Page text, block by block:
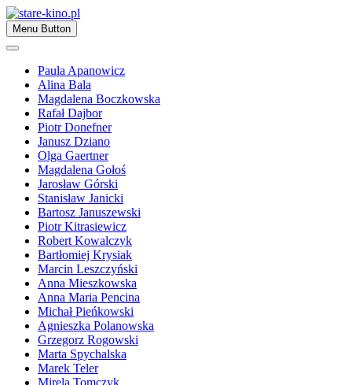
Skip
to
content
stare-kino.pl
Zapraszamy
Menu Button
Paula Apanowicz
Alina Bala
Magdalena Boczkowska
Rafał Dajbor
Piotr Donefner
Janusz Dziano
Olga Gaertner
Magdalena Gołoś
Jarosław Górski
Stanisław Janicki
Bartosz Januszewski
Piotr Kitrasiewicz
Robert Kowalczyk
Bartłomiej Krysiak
Marcin Leszczyński
Anna Mieszkowska
Anna Maria Pencina
Michał Pieńkowski
Agnieszka Polanowska
Grzegorz Rogowski
Marta Spychalska
Marek Teler
Mirela Tomczyk